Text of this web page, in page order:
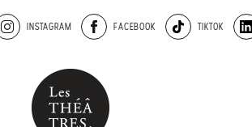
INSTAGRAM FACEBOOK TIKTOK